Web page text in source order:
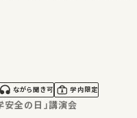
ながら聞き可 学内限定
安全の日」講演会